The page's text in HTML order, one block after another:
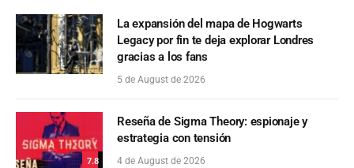
La expansión del mapa de Hogwarts
Legacy por fin te deja explorar Londres
gracias a los fans
5 de August de 2026
7.8
Reseña de Sigma Theory: espionaje y
estrategia con tensión
4 de August de 2026